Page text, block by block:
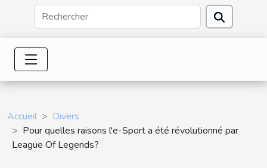
Accueil
Divers
Pour quelles raisons l'e-Sport a été révolutionné par
League Of Legends?